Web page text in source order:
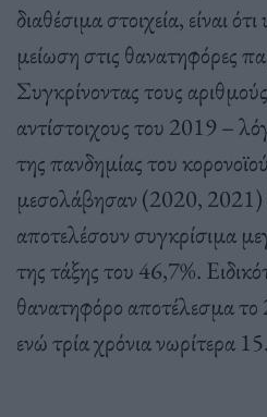
διαθέσιμα στοιχεία, είναι
μείωση στις θανατηφόρες
Συγκρίνοντας τους
αντίστοιχους του 2019 –
της πανδημίας του
μεσολάβησαν (2020, 2021)
αποτελέσουν συγκρίσιμα
της τάξης του 46,7%.
θανατηφόρο αποτέλεσμα
ενώ τρία χρόνια νωρίτερα 15.